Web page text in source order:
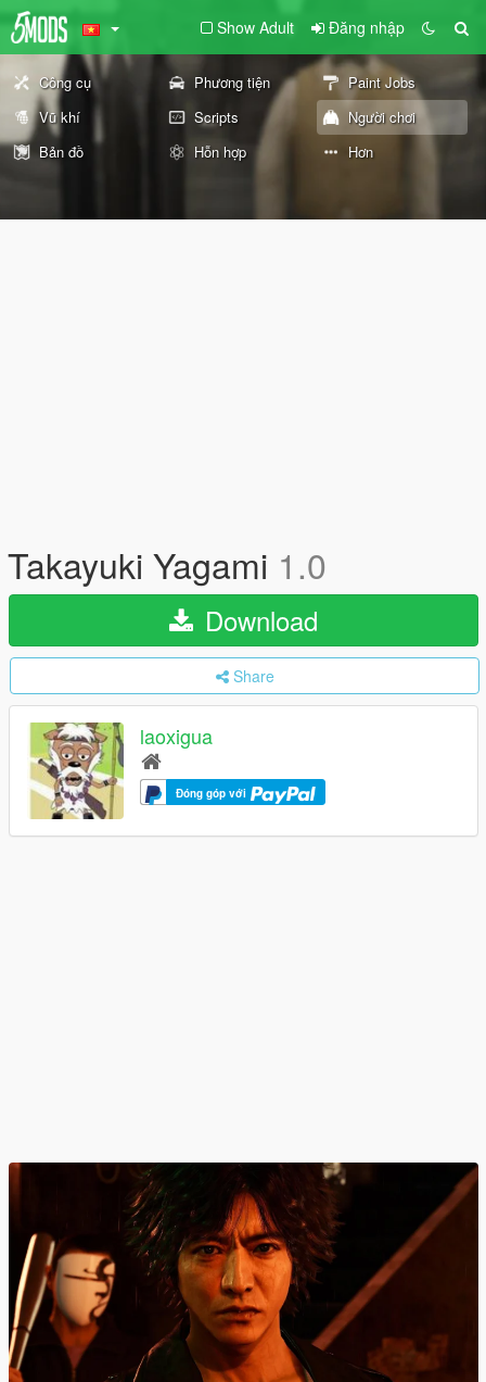
Show Adult Đăng nhập
Công cụ Phương tiện
Paint Jobs
Vũ khí
Scripts
Người chơi
Bản đồ
Hỗn hợp Hơn
Takayuki Yagami 1.0
Download
Share
laoxigua
Đóng góp với